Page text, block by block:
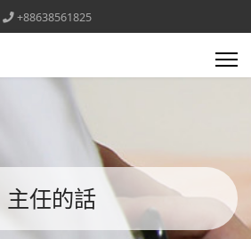
+88638561825
主任的話